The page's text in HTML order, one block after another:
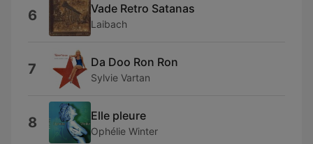
6 Vade Retro Satanas
Laibach
7 Da Doo Ron Ron
Sylvie Vartan
8 Elle pleure
Ophélie Winter